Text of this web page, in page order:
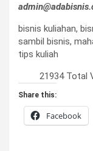
bisnis kuliahan,
sambil bisnis,
tips kuliah
21934 Total
Share this:
Facebook